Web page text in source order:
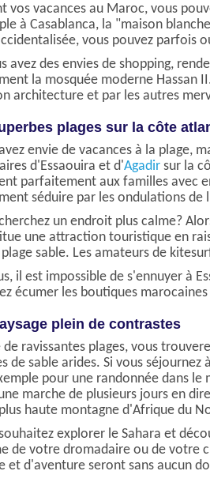
vos vacances au Maroc, vous
à Casablanca, la "maison
vous pouvez parfois
avez des envies de shopping,
la mosquée moderne Hassan
architecture et par les autres
plages sur la côte
envie de vacances à la plage,
d'Essaouira et d'Agadir sur la
parfaitement aux familles avec
séduire par les ondulations de
un endroit plus calme?
une attraction touristique en
sable. Les amateurs de
il est impossible de s'ennuyer à
écumer les boutiques
plein de contrastes
ravissantes plages, vous
de sable arides. Si vous
pour une randonnée dans le
marche de plusieurs jours en
haute montagne d'Afrique du
explorer le Sahara et
de votre dromadaire ou de votre
et d'aventure seront sans aucun